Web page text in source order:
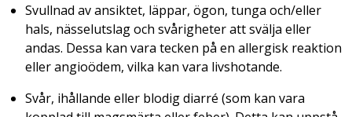
Svullnad av ansiktet, läppar, ögon, tunga och/eller
hals, nässelutslag och svårigheter att svälja eller
andas. Dessa kan vara tecken på en allergisk reaktion
eller angioödem, vilka kan vara livshotande.
Svår, ihållande eller blodig diarré (som kan vara